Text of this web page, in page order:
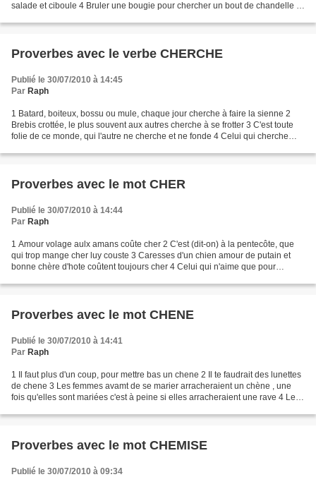
salade et ciboule 4 Bruler une bougie pour chercher un bout de chandelle 5
Proverbes avec le verbe CHERCHE
Publié le 30/07/2010 à 14:45
Par Raph
1 Batard, boiteux, bossu ou mule, chaque jour cherche à faire la sienne 2
Brebis crottée, le plus souvent aux autres cherche à se frotter 3 C'est toute
folie de ce monde, qui l'autre ne cherche et ne fonde 4 Celui qui cherche
Proverbes avec le mot CHER
Publié le 30/07/2010 à 14:44
Par Raph
1 Amour volage aulx amans coûte cher 2 C'est (dit-on) à la pentecôte, que
qui trop mange cher luy couste 3 Caresses d'un chien amour de putain et
bonne chère d'hote coûtent toujours cher 4 Celui qui n'aime que pour
Proverbes avec le mot CHENE
Publié le 30/07/2010 à 14:41
Par Raph
1 Il faut plus d'un coup, pour mettre bas un chene 2 Il te faudrait des lunettes
de chene 3 Les femmes avamt de se marier arracheraient un chène , une
fois qu'elles sont mariées c'est à peine si elles arracheraient une rave 4 Les
Proverbes avec le mot CHEMISE
Publié le 30/07/2010 à 09:34